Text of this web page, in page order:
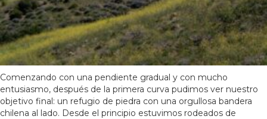
Comenzando con una pendiente gradual y con mucho
entusiasmo, después de la primera curva pudimos ver nuestro
objetivo final: un refugio de piedra con una orgullosa bandera
chilena al lado. Desde el principio estuvimos rodeados de